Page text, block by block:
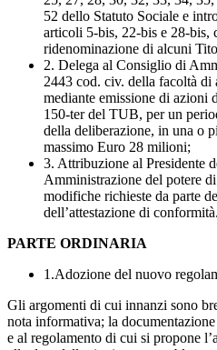
52 dello Statuto Sociale e
articoli 5-bis, 22-bis e 28-bis,
ridenominazione di alcuni
2. Delega al Consiglio di
2443 cod. civ. della facoltà di
mediante emissione di azioni
150-ter del TUB, per un
della deliberazione, in una o
massimo Euro 28 milioni;
3. Attribuzione al Presidente
Amministrazione del potere
modifiche richieste da parte
dell’attestazione di conformità.
PARTE ORDINARIA
1.Adozione del nuovo
Gli argomenti di cui innanzi sono
nota informativa; la
e al regolamento di cui si propone